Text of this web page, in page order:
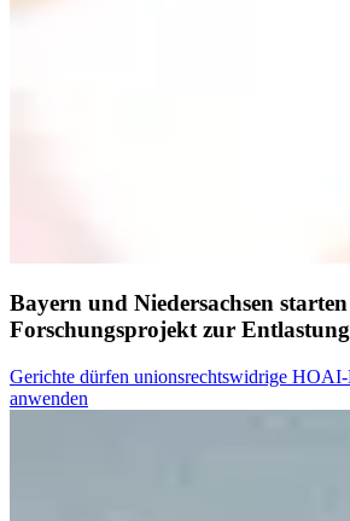
Bayern und Niedersachsen starten
Forschungsprojekt zur
Gerichte dürfen unionsrechtswidrige
anwenden